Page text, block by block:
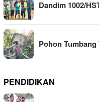
Dandim 1002/
Pohon
PENDIDIKAN